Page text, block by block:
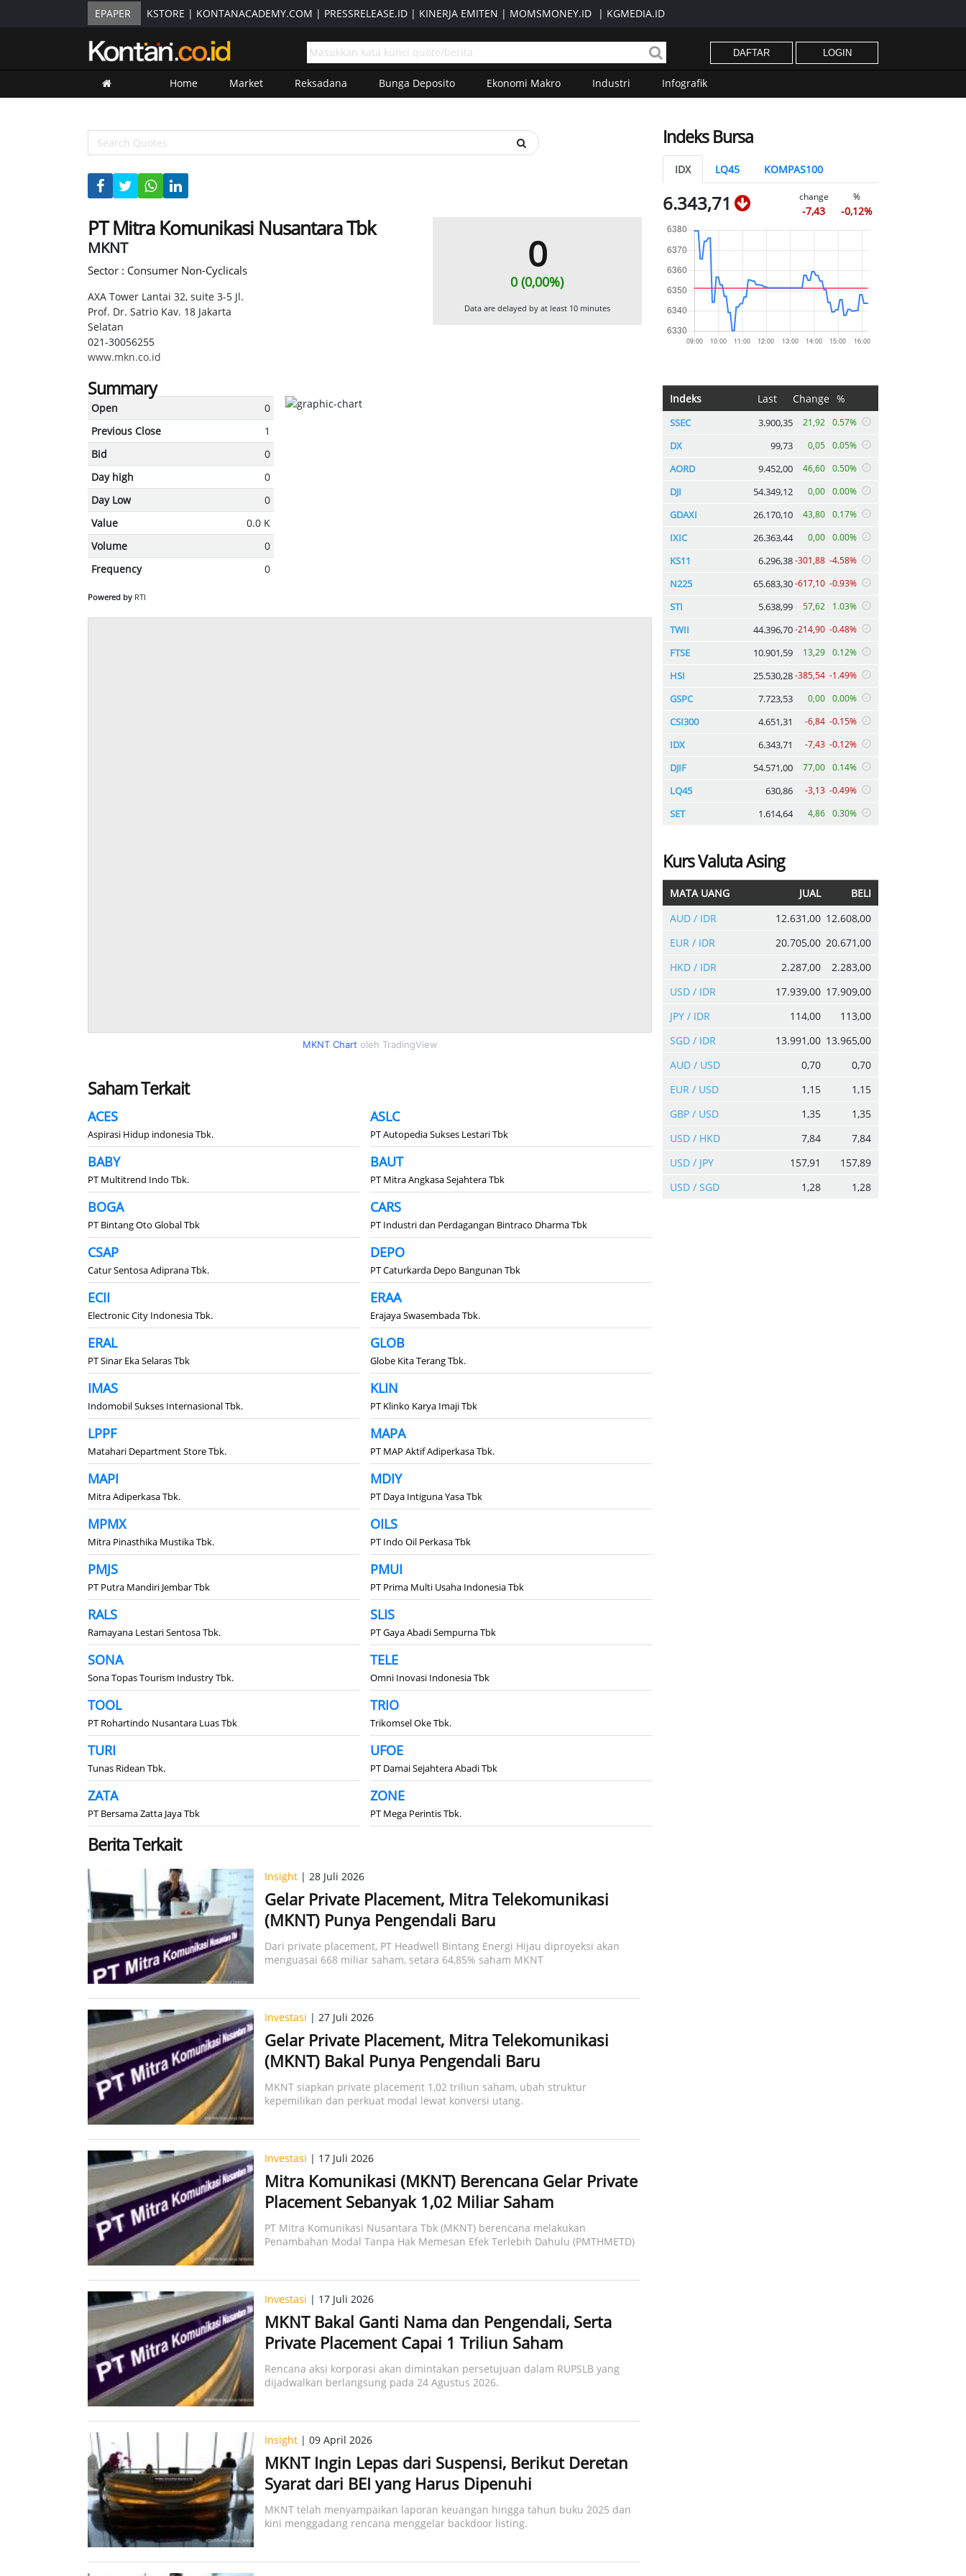
EPAPER KSTORE | KONTANACADEMY.COM | PRESSRELEASE.ID | KINERJA EMITEN | MOMSMONEY.ID | KGMEDIA.ID
DAFTAR LOGIN
Home Market Reksadana Bunga Deposito Ekonomi Makro Industri Infografik
PT Mitra Komunikasi Nusantara Tbk
MKNT
Sector : Consumer Non-Cyclicals
AXA Tower Lantai 32, suite 3-5 Jl.
Prof. Dr. Satrio Kav. 18 Jakarta
Selatan
021-30056255
www.mkn.co.id
0
0 (0,00%)
Data are delayed by at least 10 minutes
Summary
Open
0
Previous Close
1
Bid
0
Day high
0
Day Low
0
Value
0.0 K
Volume
0
Frequency
0
Powered by RTI
MKNT Chart oleh TradingView
Saham Terkait
ACES
Aspirasi Hidup indonesia Tbk.
ASLC
PT Autopedia Sukses Lestari Tbk
BABY
PT Multitrend Indo Tbk.
BAUT
PT Mitra Angkasa Sejahtera Tbk
BOGA
PT Bintang Oto Global Tbk
CARS
PT Industri dan Perdagangan Bintraco Dharma Tbk
CSAP
Catur Sentosa Adiprana Tbk.
DEPO
PT Caturkarda Depo Bangunan Tbk
ECII
Electronic City Indonesia Tbk.
ERAA
Erajaya Swasembada Tbk.
ERAL
PT Sinar Eka Selaras Tbk
GLOB
Globe Kita Terang Tbk.
IMAS
Indomobil Sukses Internasional Tbk.
KLIN
PT Klinko Karya Imaji Tbk
LPPF
Matahari Department Store Tbk.
MAPA
PT MAP Aktif Adiperkasa Tbk.
MAPI
Mitra Adiperkasa Tbk.
MDIY
PT Daya Intiguna Yasa Tbk
MPMX
Mitra Pinasthika Mustika Tbk.
OILS
PT Indo Oil Perkasa Tbk
PMJS
PT Putra Mandiri Jembar Tbk
PMUI
PT Prima Multi Usaha Indonesia Tbk
RALS
Ramayana Lestari Sentosa Tbk.
SLIS
PT Gaya Abadi Sempurna Tbk
SONA
Sona Topas Tourism Industry Tbk.
TELE
Omni Inovasi Indonesia Tbk
TOOL
PT Rohartindo Nusantara Luas Tbk
TRIO
Trikomsel Oke Tbk.
TURI
Tunas Ridean Tbk.
UFOE
PT Damai Sejahtera Abadi Tbk
ZATA
PT Bersama Zatta Jaya Tbk
ZONE
PT Mega Perintis Tbk.
Berita Terkait
Insight| 28 Juli 2026
Gelar Private Placement, Mitra Telekomunikasi
(MKNT) Punya Pengendali Baru
Dari private placement, PT Headwell Bintang Energi Hijau diproyeksi akan
menguasai 668 miliar saham, setara 64,85% saham MKNT
Investasi | 27 Juli 2026
Gelar Private Placement, Mitra Telekomunikasi
(MKNT) Bakal Punya Pengendali Baru
MKNT siapkan private placement 1,02 triliun saham, ubah struktur
kepemilikan dan perkuat modal lewat konversi utang.
Investasi | 17 Juli 2026
Mitra Komunikasi (MKNT) Berencana Gelar Private
Placement Sebanyak 1,02 Miliar Saham
PT Mitra Komunikasi Nusantara Tbk (MKNT) berencana melakukan
Penambahan Modal Tanpa Hak Memesan Efek Terlebih Dahulu (PMTHMETD)
Investasi | 17 Juli 2026
MKNT Bakal Ganti Nama dan Pengendali, Serta
Private Placement Capai 1 Triliun Saham
Rencana aksi korporasi akan dimintakan persetujuan dalam RUPSLB yang
dijadwalkan berlangsung pada 24 Agustus 2026.​
Insight| 09 April 2026
MKNT Ingin Lepas dari Suspensi, Berikut Deretan
Syarat dari BEI yang Harus Dipenuhi
MKNT telah menyampaikan laporan keuangan hingga tahun buku 2025 dan
kini menggadang rencana menggelar backdoor listing.
Indeks Bursa
IDX LQ45 KOMPAS100
6.343,71 change
-7,43
%
-0,12%
Indeks Last Change %
SSEC 3.900,35 21,92 0.57%
DX 99,73 0,05 0.05%
AORD 9.452,00 46,60 0.50%
DJI 54.349,12 0,00 0.00%
GDAXI 26.170,10 43,80 0.17%
IXIC 26.363,44 0,00 0.00%
KS11 6.296,38-301,88 -4.58%
N225 65.683,30-617,10 -0.93%
STI 5.638,99 57,62 1.03%
TWII 44.396,70-214,90 -0.48%
FTSE 10.901,59 13,29 0.12%
HSI 25.530,28-385,54 -1.49%
GSPC 7.723,53 0,00 0.00%
CSI300 4.651,31 -6,84 -0.15%
IDX 6.343,71 -7,43 -0.12%
DJIF 54.571,00 77,00 0.14%
LQ45 630,86 -3,13 -0.49%
SET 1.614,64 4,86 0.30%
Kurs Valuta Asing
MATA UANG JUAL
BELI
AUD / IDR
12.631,00 12.608,00
EUR / IDR
20.705,00 20.671,00
HKD / IDR
2.287,00
2.283,00
USD / IDR
17.939,00 17.909,00
JPY / IDR
114,00
113,00
SGD / IDR
13.991,00 13.965,00
AUD / USD
0,70
0,70
EUR / USD
1,15
1,15
GBP / USD
1,35
1,35
USD / HKD
7,84
7,84
USD / JPY
157,91
157,89
USD / SGD
1,28 1,28